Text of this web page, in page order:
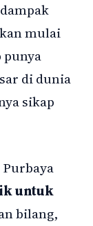
mulai
punya
di dunia
sikap
untuk
bilang,